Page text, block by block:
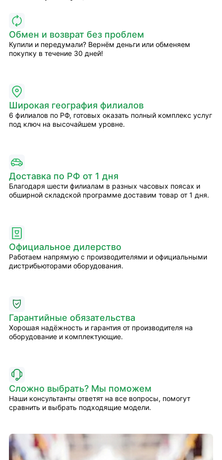
Обмен и возврат без проблем
Купили и передумали? Вернём деньги или обменяем
покупку в течение 30 дней!
Широкая география филиалов
6 филиалов по РФ, готовых оказать полный комплекс услуг
под ключ на высочайшем уровне.
Доставка по РФ от 1 дня
Благодаря шести филиалам в разных часовых поясах и
обширной складской программе доставим товар от 1 дня.
Официальное дилерство
Работаем напрямую с производителями и официальными
дистрибьюторами оборудования.
Гарантийные обязательства
Хорошая надёжность и гарантия от производителя на
оборудование и комплектующие.
Сложно выбрать? Мы поможем
Наши консультанты ответят на все вопросы, помогут
сравнить и выбрать подходящие модели.